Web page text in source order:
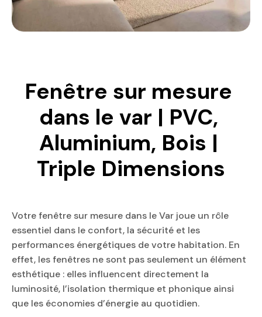
Fenêtre sur mesure
dans le var | PVC,
Aluminium, Bois |
Triple Dimensions
Votre fenêtre sur mesure dans le Var joue un rôle
essentiel dans le confort, la sécurité et les
performances énergétiques de votre habitation. En
effet, les fenêtres ne sont pas seulement un élément
esthétique : elles influencent directement la
luminosité, l’isolation thermique et phonique ainsi
que les économies d’énergie au quotidien.